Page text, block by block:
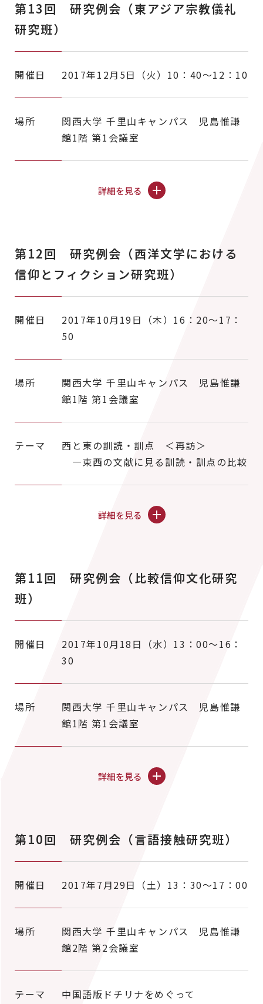
第13回 研究例会（東アジア宗教儀礼
研究班）
開催日 2017年12月5日（火）10：40～12：10
場所
関西大学 千里山キャンパス 児島惟謙
館1階 第1会議室
詳細を見る
第12回 研究例会（西洋文学における
信仰とフィクション研究班）
開催日
2017年10月19日（木）16：20～17：
50
場所
関西大学 千里山キャンパス 児島惟謙
館1階 第1会議室
テーマ
西と東の訓読・訓点 ＜再訪＞
―東西の文献に見る訓読・訓点の比較
詳細を見る
第11回 研究例会（比較信仰文化研究
班）
開催日
2017年10月18日（水）13：00～16：
30
場所
関西大学 千里山キャンパス 児島惟謙
館1階 第1会議室
詳細を見る
第10回 研究例会（言語接触研究班）
開催日 2017年7月29日（土）13：30～17：00
場所
関西大学 千里山キャンパス 児島惟謙
館2階 第2会議室
テーマ 中国語版ドチリナをめぐって